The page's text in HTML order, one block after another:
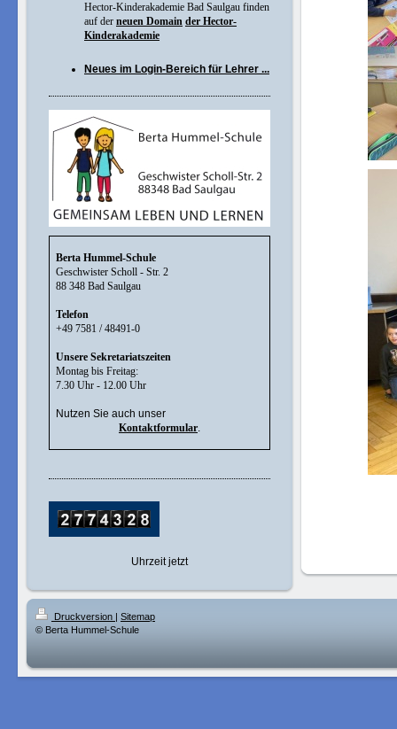
Hector-Kinderakademie Bad Saulgau finden
auf der neuen Domain der Hector-
Kinderakademie
Neues im Login-Bereich für Lehrer ...
Berta Hummel-Schule
Geschwister Scholl - Str. 2
88 348 Bad Saulgau
Telefon
+49 7581 / 48491-0
Unsere Sekretariatszeiten
Montag bis Freitag:
7.30 Uhr - 12.00 Uhr
Nutzen Sie auch unser
Kontaktformular.
Uhrzeit jetzt
Druckversion | Sitemap
© Berta Hummel-Schule